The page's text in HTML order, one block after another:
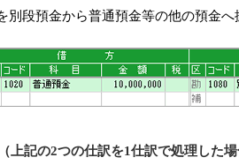
別段預金から普通預金等の他の預金へ
上記の2つの仕訳を1仕訳で処理した場